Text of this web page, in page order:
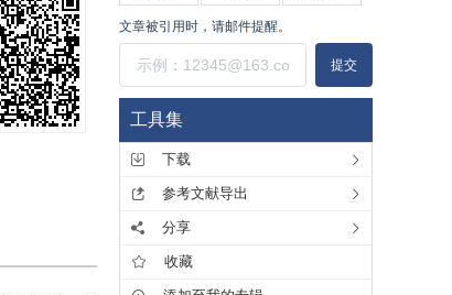
文章被引用时，请邮件提醒。
提交
工具集
下载
参考文献导出
分享
收藏